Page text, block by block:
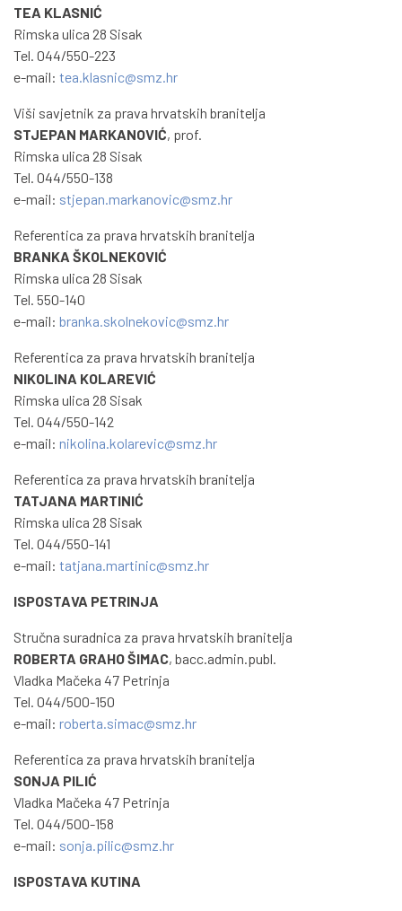
TEA KLASNIĆ
Rimska ulica 28 Sisak
Tel. 044/550-223
e-mail: tea.klasnic@smz.hr
Viši savjetnik za prava hrvatskih branitelja
STJEPAN MARKANOVIĆ, prof.
Rimska ulica 28 Sisak
Tel. 044/550-138
e-mail: stjepan.markanovic@smz.hr
Referentica za prava hrvatskih branitelja
BRANKA ŠKOLNEKOVIĆ
Rimska ulica 28 Sisak
Tel. 550-140
e-mail: branka.skolnekovic@smz.hr
Referentica za prava hrvatskih branitelja
NIKOLINA KOLAREVIĆ
Rimska ulica 28 Sisak
Tel. 044/550-142
e-mail: nikolina.kolarevic@smz.hr
Referentica za prava hrvatskih branitelja
TATJANA MARTINIĆ
Rimska ulica 28 Sisak
Tel. 044/550-141
e-mail: tatjana.martinic@smz.hr
ISPOSTAVA PETRINJA
Stručna suradnica za prava hrvatskih branitelja
ROBERTA GRAHO ŠIMAC, bacc.admin.publ.
Vladka Mačeka 47 Petrinja
Tel. 044/500-150
e-mail: roberta.simac@smz.hr
Referentica za prava hrvatskih branitelja
SONJA PILIĆ
Vladka Mačeka 47 Petrinja
Tel. 044/500-158
e-mail: sonja.pilic@smz.hr
ISPOSTAVA KUTINA